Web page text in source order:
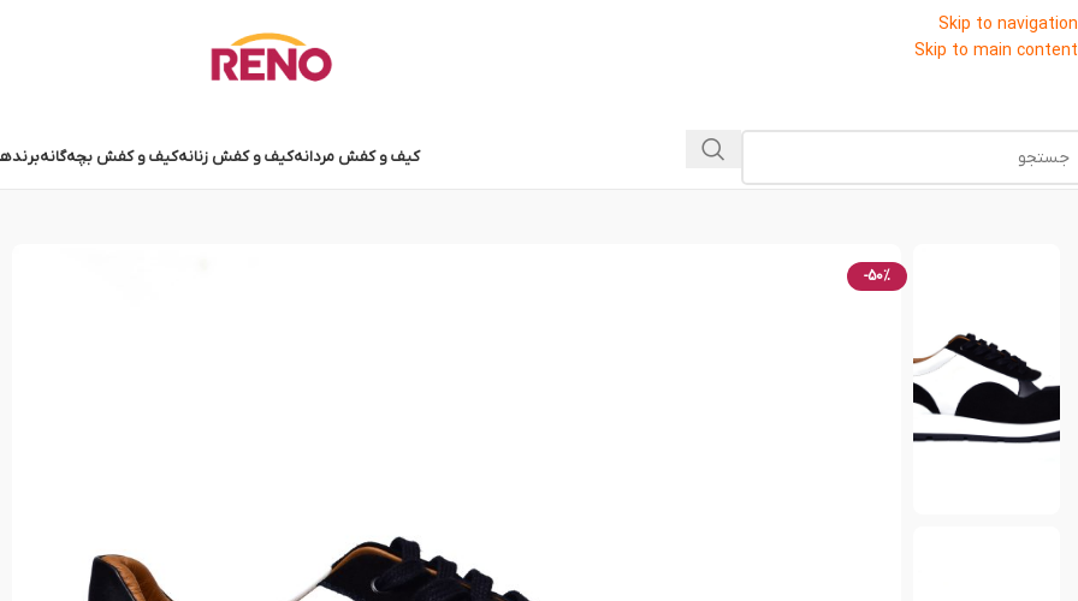
Skip to navigation
Skip to main content
کیف و کفش مردانهکیف و کفش زنانهکیف و کفش بچه‌گانه
-50%